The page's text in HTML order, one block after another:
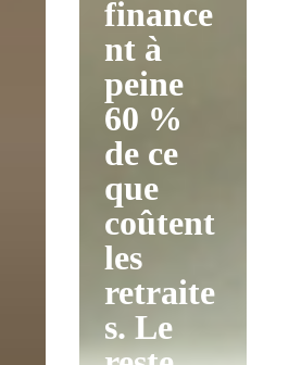
finance
nt à
peine
60 %
de ce
que
coûtent
les
retraite
s. Le